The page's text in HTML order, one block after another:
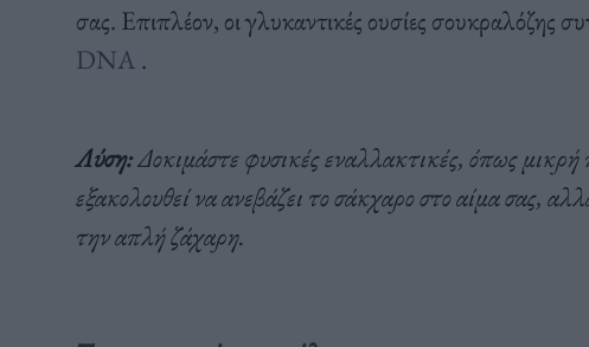
σας. Επιπλέον, οι γλυκαντικές ουσίες σουκραλόζης
DNA .
Λύση:Δοκιμάστε φυσικές εναλλακτικές, όπως μικρή
εξακολουθεί να ανεβάζει το σάκχαρο στο αίμα σας,
την απλή ζάχαρη.